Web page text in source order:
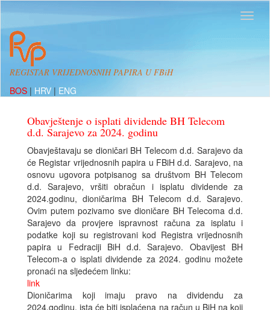
REGISTAR VRIJEDNOSNIH PAPIRA U FBiH
BOS | HRV | ENG
Obavještenje o isplati dividende BH Telecom
d.d. Sarajevo za 2024. godinu
Obavještavaju se dioničari BH Telecom d.d. Sarajevo da
će Registar vrijednosnih papira u FBiH d.d. Sarajevo, na
osnovu ugovora potpisanog sa društvom BH Telecom
d.d. Sarajevo, vršiti obračun i isplatu dividende za
2024.godinu, dioničarima BH Telecom d.d. Sarajevo.
Ovim putem pozivamo sve dioničare BH Telecoma d.d.
Sarajevo da provjere ispravnost računa za isplatu i
podatke koji su registrovani kod Registra vrijednosnih
papira u Fedraciji BiH d.d. Sarajevo. Obavijest BH
Telecom-a o isplati dividende za 2024. godinu možete
pronaći na sljedećem linku:
link
Dioničarima koji imaju pravo na dividendu za
2024.godinu, ista će biti isplaćena na račun u BiH na koji